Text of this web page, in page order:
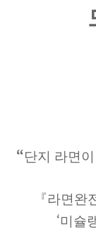
“단지 라면
『라면완
‘미슐